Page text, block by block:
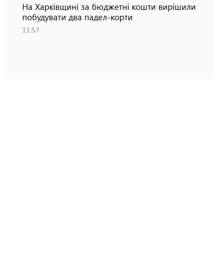
На Харківщині за бюджетні кошти вирішили
побудувати два падел-корти
11:57